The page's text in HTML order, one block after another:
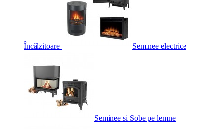
Încălzitoare Seminee electrice
Seminee si Sobe pe lemne